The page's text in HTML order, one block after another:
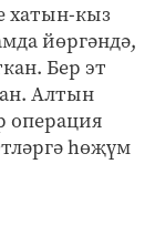
хатын-кыз
йөргәндә,
Бер эт
Алтын
операция
һөҗүм